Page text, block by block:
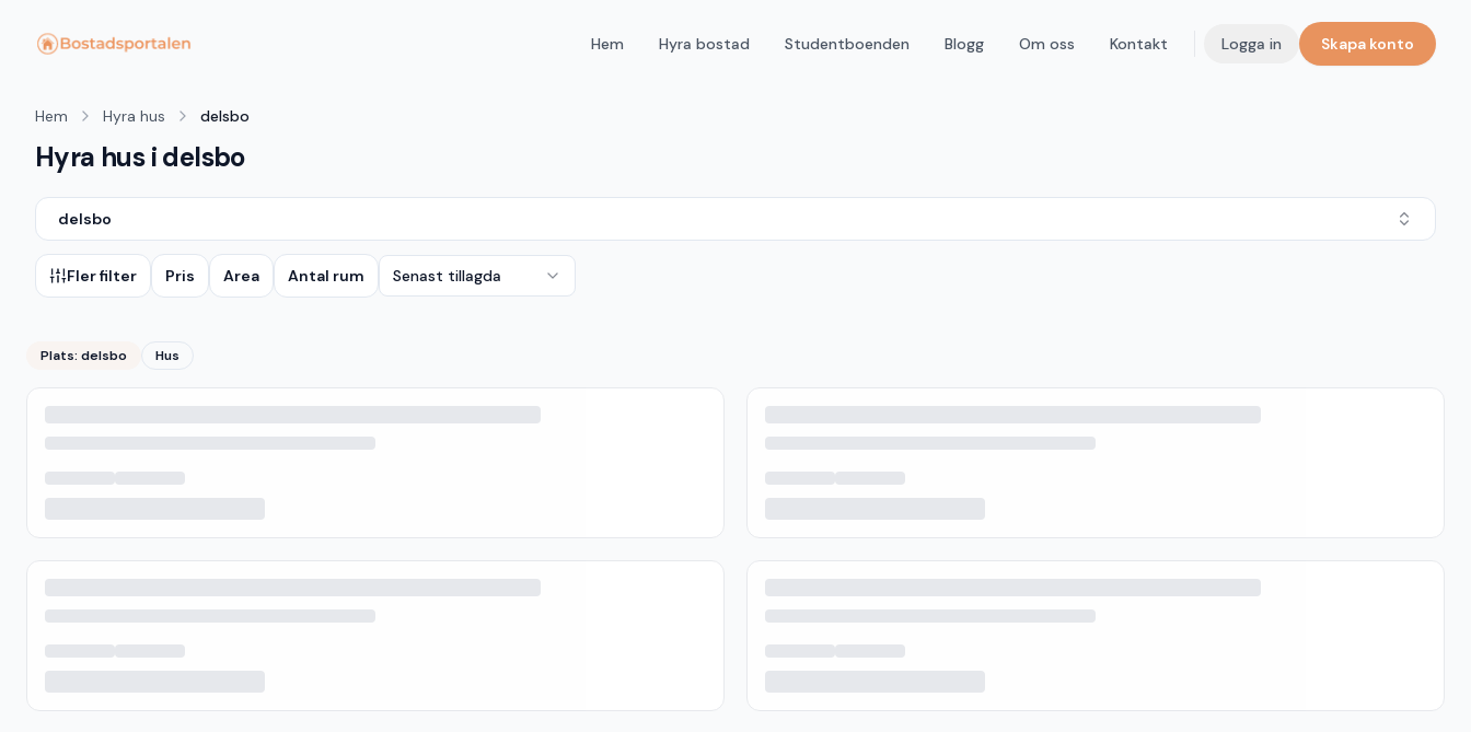
Hem Hyra bostad Studentboenden Blogg Om oss Kontakt Logga in Skapa konto
Hem Hyra hus delsbo
Hyra hus i delsbo
delsbo
Fler filter Pris Area Antal rum Senast tillagda
Plats: delsbo Hus